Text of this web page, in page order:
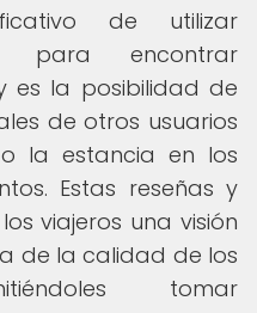
de utilizar
para encontrar
es la posibilidad de
de otros usuarios
la estancia en los
Estas reseñas y
viajeros una visión
de la calidad de los
tomar